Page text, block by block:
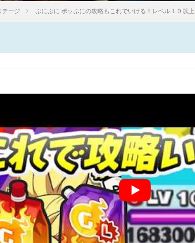
テージ ぷにぷに ポッぷにの攻略もこれでいける！レベル１０